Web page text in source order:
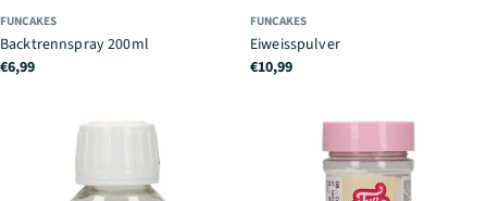
FUNCAKES
Backtrennspray 200ml
Regulärer
€6,99
FUNCAKES
Eiweisspulver
Regulärer
€10,99